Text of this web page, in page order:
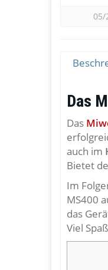
05/
Das
Das
auch im
Bietet
Im
MS400
das
Viel